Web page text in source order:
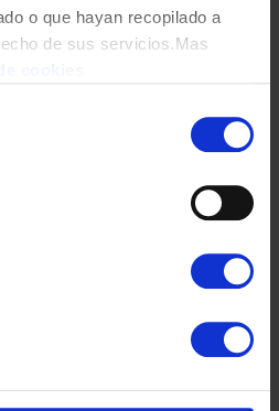
o que hayan recopilado a
de sus servicios.Mas
C/TAPA 22CM 3/LITROS M451122